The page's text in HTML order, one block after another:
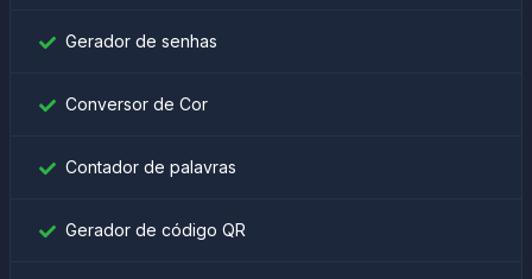
Gerador de senhas
Conversor de Cor
Contador de palavras
Gerador de código QR